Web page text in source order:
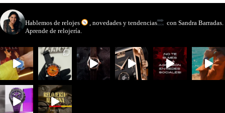
Hablemos de relojes , novedades y tendencias
con Sandra Barradas.
Aprende de relojería.